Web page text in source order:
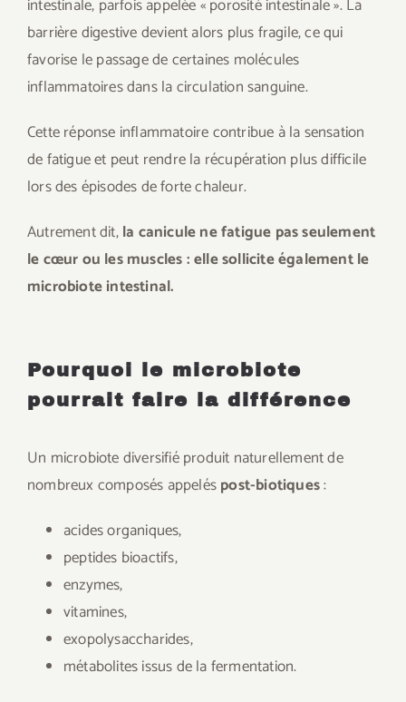
intestinale, parfois appelée « porosité intestinale ». La
barrière digestive devient alors plus fragile, ce qui
favorise le passage de certaines molécules
inflammatoires dans la circulation sanguine.
Cette réponse inflammatoire contribue à la sensation
de fatigue et peut rendre la récupération plus difficile
lors des épisodes de forte chaleur.
Autrement dit,la canicule ne fatigue pas seulement
le cœur ou les muscles : elle sollicite également le
microbiote intestinal.
Pourquoi le microbiote
pourrait faire la différence
Un microbiote diversifié produit naturellement de
nombreux composés appeléspost-biotiques:
acides organiques,
peptides bioactifs,
enzymes,
vitamines,
exopolysaccharides,
métabolites issus de la fermentation.